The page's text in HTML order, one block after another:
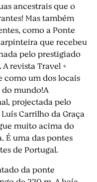
ancestrais que o
Mas também
como a Ponte
que recebeu
pelo prestigiado
revista Travel +
como um dos locais
mundo!A
projectada pelo
Carrilho da Graça
muito acima do
É uma das pontes
de Portugal.
da ponte